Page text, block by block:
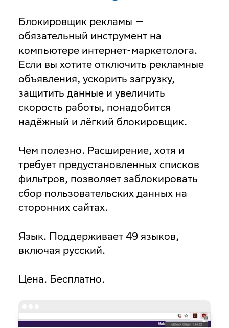
Блокировщик рекламы —
обязательный инструмент на
компьютере интернет-маркетолога.
Если вы хотите отключить рекламные
объявления, ускорить загрузку,
защитить данные и увеличить
скорость работы, понадобится
надёжный и лёгкий блокировщик.
Чем полезно. Расширение, хотя и
требует предустановленных списков
фильтров, позволяет заблокировать
сбор пользовательских данных на
сторонних сайтах.
Язык. Поддерживает 49 языков,
включая русский.
Цена. Бесплатно.